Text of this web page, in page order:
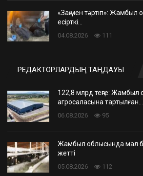
«Заң мен тәртіп»: Жамбыл
есірткі…
04.08.2026 111
РЕДАКТОРЛАРДЫҢ ТАҢДАУЫ
122,8 млрд теңге: Жамбыл
агросаласына тартылған…
06.08.2026 95
Жамбыл облысында мал
жетті
05.08.2026 112